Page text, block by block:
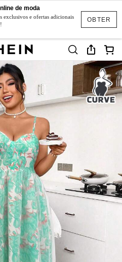
OBTER
de moda
exclusivos e ofertas adicionais